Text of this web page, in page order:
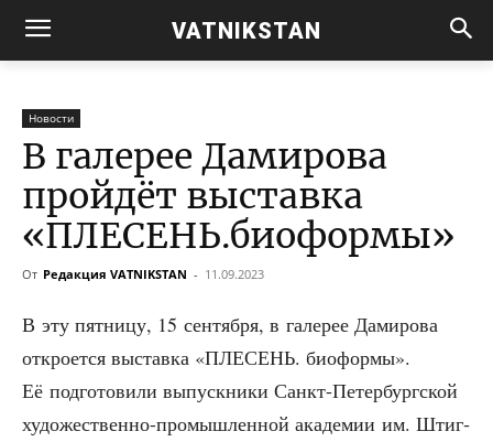
VATNIKSTAN
Новости
В галерее Дамирова
пройдёт выставка
«ПЛЕСЕНЬ.биоформы»
От Редакция VATNIKSTAN - 11.09.2023
В эту пят­ни­цу, 15 сен­тяб­ря, в гале­рее Дами­ро­ва
откро­ет­ся выстав­ка «ПЛЕСЕНЬ. био­фор­мы».
Её под­го­то­ви­ли выпуск­ни­ки Санкт-Петер­бург­ской
худо­же­ствен­но-про­мыш­лен­ной ака­де­мии им. Штиг­